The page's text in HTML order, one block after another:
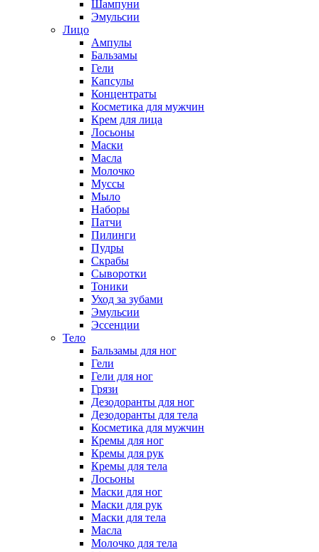
Шампуни
Эмульсии
Лицо
Ампулы
Бальзамы
Гели
Капсулы
Концентраты
Косметика для мужчин
Крем для лица
Лосьоны
Маски
Масла
Молочко
Муссы
Мыло
Наборы
Патчи
Пилинги
Пудры
Скрабы
Сыворотки
Тоники
Уход за зубами
Эмульсии
Эссенции
Тело
Бальзамы для ног
Гели
Гели для ног
Грязи
Дезодоранты для ног
Дезодоранты для тела
Косметика для мужчин
Кремы для ног
Кремы для рук
Кремы для тела
Лосьоны
Маски для ног
Маски для рук
Маски для тела
Масла
Молочко для тела